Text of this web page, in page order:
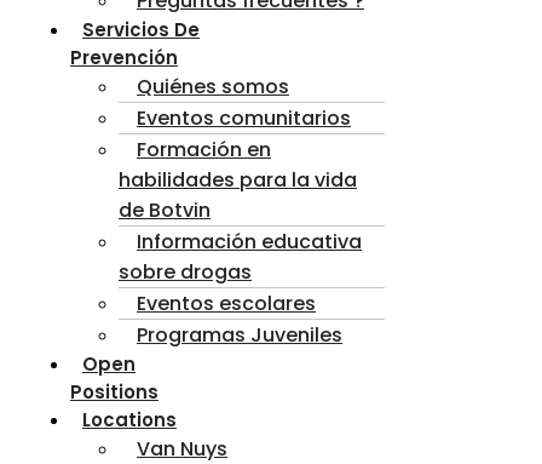
Servicios De
Prevención
Quiénes somos
Eventos comunitarios
Formación en
habilidades para la vida
de Botvin
Información educativa
sobre drogas
Eventos escolares
Programas Juveniles
Open
Positions
Locations
Van Nuys